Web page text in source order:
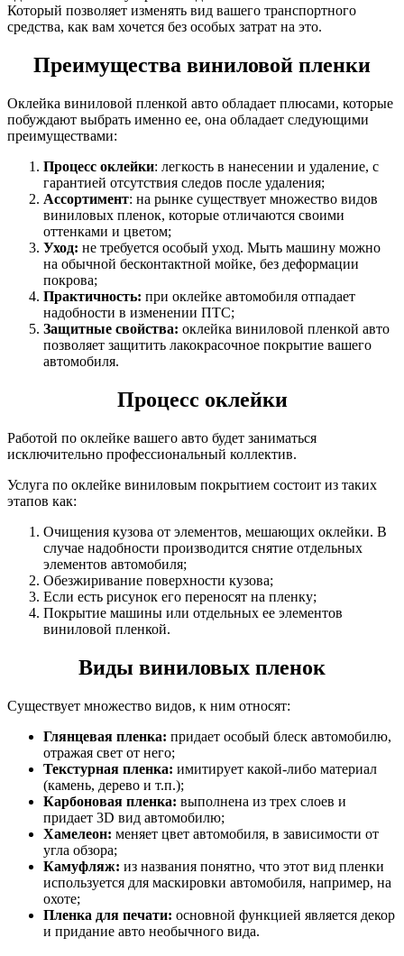
Который позволяет изменять вид вашего транспортного
средства, как вам хочется без особых затрат на это.
Преимущества виниловой пленки
Оклейка виниловой пленкой авто обладает плюсами, которые
побуждают выбрать именно ее, она обладает следующими
преимуществами:
Процесс оклейки: легкость в нанесении и удаление, с
гарантией отсутствия следов после удаления;
Ассортимент: на рынке существует множество видов
виниловых пленок, которые отличаются своими
оттенками и цветом;
Уход: не требуется особый уход. Мыть машину можно
на обычной бесконтактной мойке, без деформации
покрова;
Практичность: при оклейке автомобиля отпадает
надобности в изменении ПТС;
Защитные свойства: оклейка виниловой пленкой авто
позволяет защитить лакокрасочное покрытие вашего
автомобиля.
Процесс оклейки
Работой по оклейке вашего авто будет заниматься
исключительно профессиональный коллектив.
Услуга по оклейке виниловым покрытием состоит из таких
этапов как:
Очищения кузова от элементов, мешающих оклейки. В
случае надобности производится снятие отдельных
элементов автомобиля;
Обезжиривание поверхности кузова;
Если есть рисунок его переносят на пленку;
Покрытие машины или отдельных ее элементов
виниловой пленкой.
Виды виниловых пленок
Существует множество видов, к ним относят:
Глянцевая пленка: придает особый блеск автомобилю,
отражая свет от него;
Текстурная пленка: имитирует какой-либо материал
(камень, дерево и т.п.);
Карбоновая пленка: выполнена из трех слоев и
придает 3D вид автомобилю;
Хамелеон: меняет цвет автомобиля, в зависимости от
угла обзора;
Камуфляж: из названия понятно, что этот вид пленки
используется для маскировки автомобиля, например, на
охоте;
Пленка для печати: основной функцией является декор
и придание авто необычного вида.